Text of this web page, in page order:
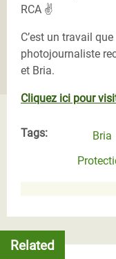
RCA ✌
C’est un travail
photojournaliste
et Bria.
Cliquez ici pour
Tags: Bria
Related